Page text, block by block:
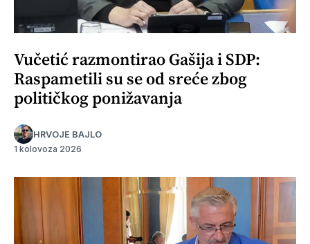
Vučetić razmontirao Gašija i SDP:
Raspametili su se od sreće zbog
političkog ponižavanja
HRVOJE BAJLO
1 kolovoza 2026